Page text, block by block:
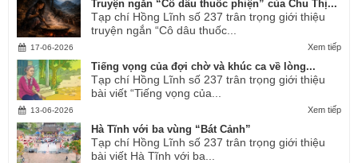
Truyện ngắn “Cô dâu thuốc phiện” của Chu Thị...
Tạp chí Hồng Lĩnh số 237 trân trọng giới thiệu
truyện ngắn “Cô dâu thuốc...
Xem tiếp
17-06-2026
Tiếng vọng của đợi chờ và khúc ca về lòng...
Tạp chí Hồng Lĩnh số 237 trân trọng giới thiệu
bài viết “Tiếng vọng của...
Xem tiếp
13-06-2026
Hà Tĩnh với ba vùng “Bát Cảnh”
Tạp chí Hồng Lĩnh số 237 trân trọng giới thiệu
bài viết Hà Tĩnh với ba...